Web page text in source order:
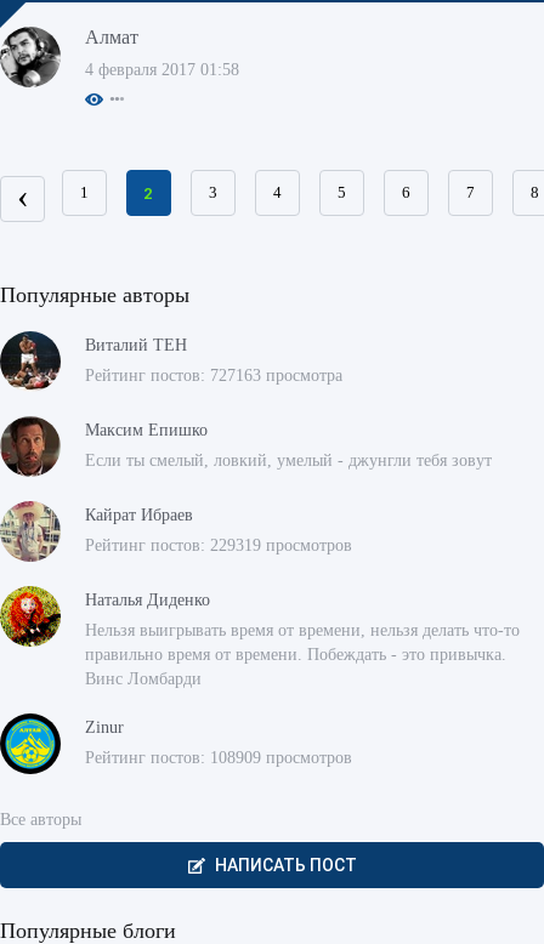
Алмат
4 февраля 2017 01:58
‹ 1 2 3 4 5 6 7 8
Популярные авторы
Виталий ТЕН
Рейтинг постов: 727163 просмотра
Максим Епишко
Если ты смелый, ловкий, умелый - джунгли тебя зовут
Кайрат Ибраев
Рейтинг постов: 229319 просмотров
Наталья Диденко
Нельзя выигрывать время от времени, нельзя делать что-то
правильно время от времени. Побеждать - это привычка.
Винс Ломбарди
Zinur
Рейтинг постов: 108909 просмотров
Все авторы
НАПИСАТЬ ПОСТ
Популярные блоги